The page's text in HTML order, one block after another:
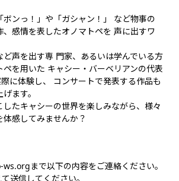
ボンっ！」や「ガシャン！」 など物事の
感情を表したオノマトペを 声に出すワ
声を出す専 門家、あるいは学んでいる方
ペを用いた キャシー・バーベリアンの代表
に体験し、 コンサートで発表する作品も
ます。
したキャシーの世界を楽しみながら、様々
感してみませんか？
まで以下の内容をご連絡ください。
送信してください。